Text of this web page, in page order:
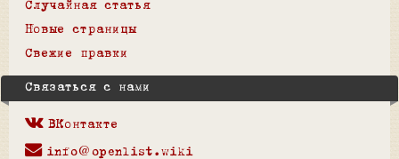
Случайная статья
Новые страницы
Свежие правки
Связаться с нами
ВКонтакте
info@openlist.wiki